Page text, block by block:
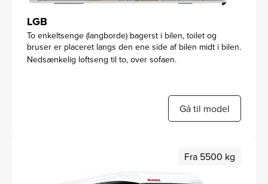
LGB
To enkeltsenge (langborde) bagerst i bilen, toilet og
bruser er placeret langs den ene side af bilen midt i bilen.
Nedsænkelig loftseng til to, over sofaen.
Gå til model
Fra 5500 kg